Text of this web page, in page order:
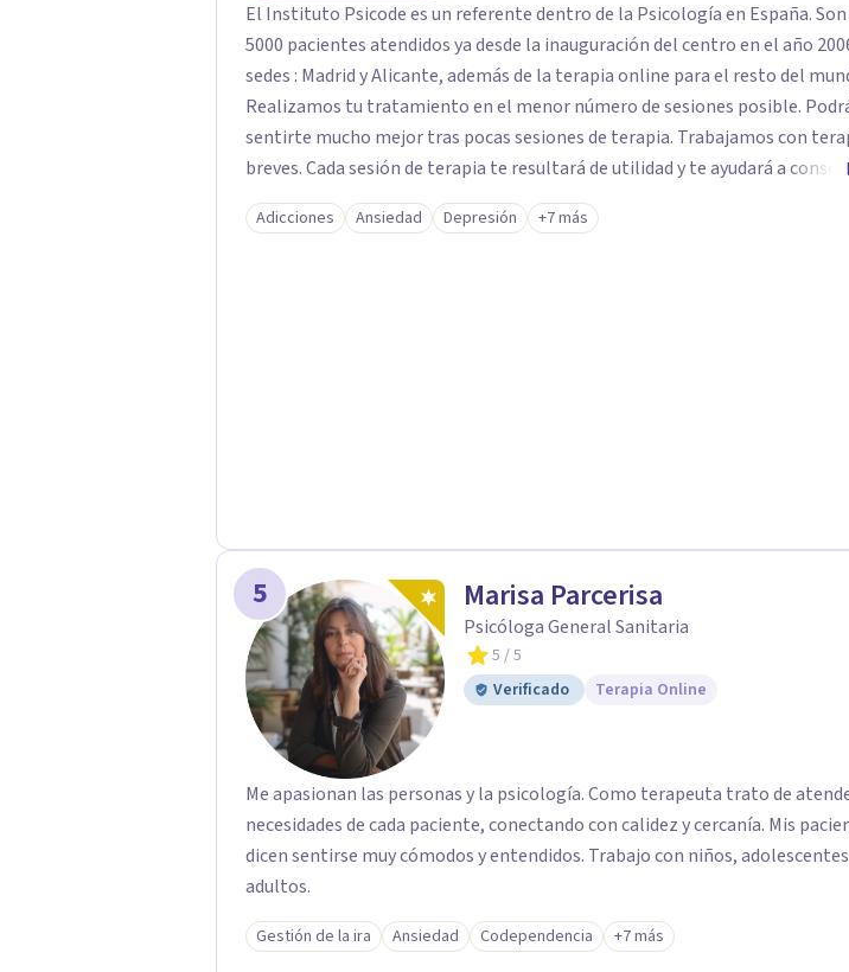
El Instituto Psicode es un referente dentro de la Psicología en España. Son
5000 pacientes atendidos ya desde la inauguración del centro en el año
sedes : Madrid y Alicante, además de la terapia online para el resto del
Realizamos tu tratamiento en el menor número de sesiones posible.
sentirte mucho mejor tras pocas sesiones de terapia. Trabajamos con
breves. Cada sesión de terapia te resultará de utilidad y te ayudará a
objetivos. Entre nuestras especialidades destaca la terapia de pareja y
como el tratamiento de problemas emocionales, obsesiones, ansiedad ,
Adicciones Ansiedad Depresión +7 más
5 Marisa Parcerisa
Psicóloga General Sanitaria
5 / 5
Verificado
Terapia Online
Me apasionan las personas y la psicología. Como terapeuta trato de
necesidades de cada paciente, conectando con calidez y cercanía. Mis
dicen sentirse muy cómodos y entendidos. Trabajo con niños,
adultos.
Gestión de la ira Ansiedad Codependencia +7 más